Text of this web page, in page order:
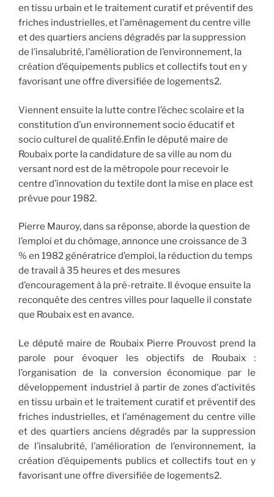
en tissu urbain et le traitement curatif et préventif des
friches industrielles, et l’aménagement du centre ville
et des quartiers anciens dégradés par la suppression
de l’insalubrité, l’amélioration de l’environnement, la
création d’équipements publics et collectifs tout en y
favorisant une offre diversifiée de logements2.
Viennent ensuite la lutte contre l’échec scolaire et la
constitution d’un environnement socio éducatif et
socio culturel de qualité.Enfin le député maire de
Roubaix porte la candidature de sa ville au nom du
versant nord est de la métropole pour recevoir le
centre d’innovation du textile dont la mise en place est
prévue pour 1982.
Pierre Mauroy, dans sa réponse, aborde la question de
l’emploi et du chômage, annonce une croissance de 3
% en 1982 génératrice d’emploi, la réduction du temps
de travail à 35 heures et des mesures
d’encouragement à la pré-retraite. Il évoque ensuite la
reconquête des centres villes pour laquelle il constate
que Roubaix est en avance.
Le député maire de Roubaix Pierre Prouvost prend la
parole pour évoquer les objectifs de Roubaix :
l’organisation de la conversion économique par le
développement industriel à partir de zones d’activités
en tissu urbain et le traitement curatif et préventif des
friches industrielles, et l’aménagement du centre ville
et des quartiers anciens dégradés par la suppression
de l’insalubrité, l’amélioration de l’environnement, la
création d’équipements publics et collectifs tout en y
favorisant une offre diversifiée de logements2.